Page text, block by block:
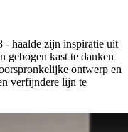
- haalde zijn inspiratie uit
gebogen kast te danken
ontwerp en
verfijndere lijn te